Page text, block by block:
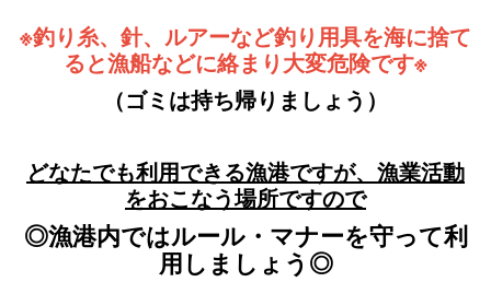
※釣り糸、針、ルアーなど釣り用具を海に捨て
ると漁船などに絡まり大変危険です※
（ゴミは持ち帰りましょう）
どなたでも利用できる漁港ですが、漁業活動
をおこなう場所ですので
◎漁港内ではルール・マナーを守って利
用しましょう◎